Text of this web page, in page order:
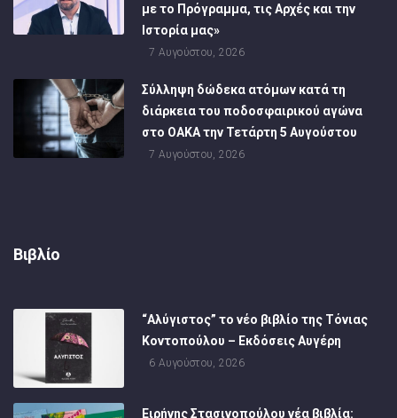
με το Πρόγραμμα, τις Αρχές και την
Ιστορία μας»
7 Αυγούστου, 2026
Σύλληψη δώδεκα ατόμων κατά τη
διάρκεια του ποδοσφαιρικού αγώνα
στο ΟΑΚΑ την Τετάρτη 5 Αυγούστου
7 Αυγούστου, 2026
Βιβλίο
“Αλύγιστος” το νέο βιβλίο της Τόνιας
Κοντοπούλου – Εκδόσεις Αυγέρη
6 Αυγούστου, 2026
Ειρήνης Στασινοπούλου νέα βιβλία: